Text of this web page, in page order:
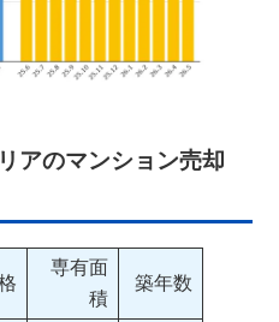
アのマンション売却
専有面
積
築年数